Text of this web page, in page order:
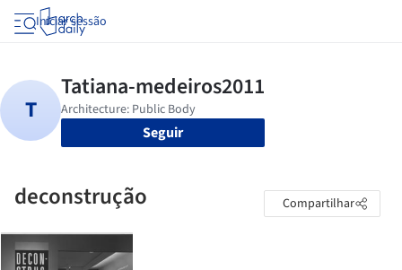
Iniciar sessão
Seguir
deconstrução Compartilhar